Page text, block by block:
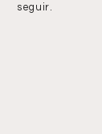
seguir.